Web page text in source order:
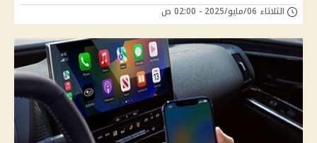
الثلاثاء 06/مايو/2025 - 02:00 ص